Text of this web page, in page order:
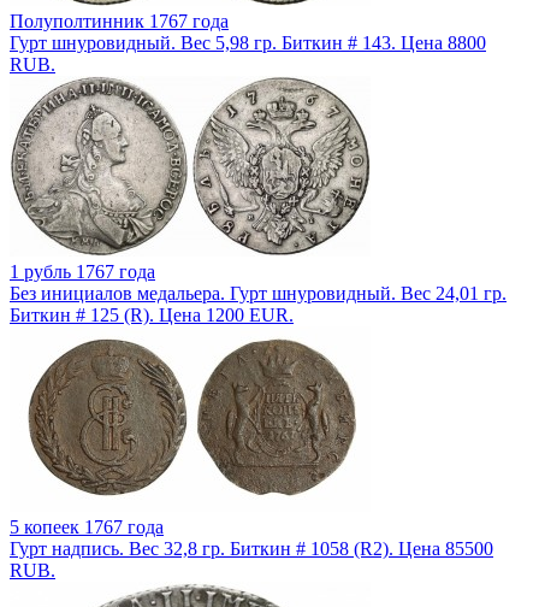
Полуполтинник 1767 года
Гурт шнуровидный. Вес 5,98 гр. Биткин # 143. Цена 8800
RUB.
1 рубль 1767 года
Без инициалов медальера. Гурт шнуровидный. Вес 24,01 гр.
Биткин # 125 (R). Цена 1200 EUR.
5 копеек 1767 года
Гурт надпись. Вес 32,8 гр. Биткин # 1058 (R2). Цена 85500
RUB.